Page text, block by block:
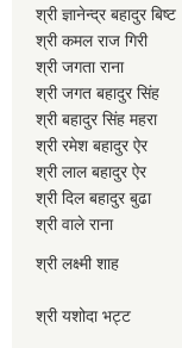
श्री ज्ञानेन्द्र बहादुर बिष्ट
श्री कमल राज गिरी
श्री जगता राना
श्री जगत बहादुर सिंह
श्री बहादुर सिंह महरा
श्री रमेश बहादुर ऐर
श्री लाल बहादुर ऐर
श्री दिल बहादुर बुढा
श्री वाले राना
श्री लक्ष्मी शाह
श्री यशोदा भट्ट